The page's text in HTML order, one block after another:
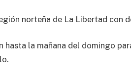
norteña de La Libertad con
la mañana del domingo